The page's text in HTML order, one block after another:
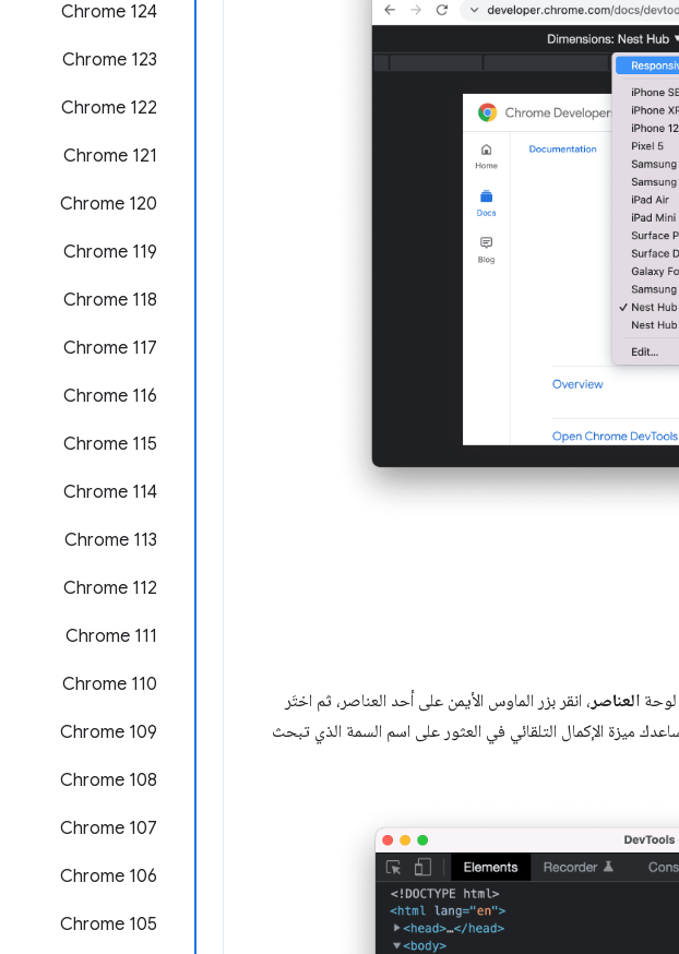
Chrome 124
Chrome 123
‫Chrome 122
‫Chrome 121
‫Chrome 120
‫Chrome 119
Chrome 118
‫Chrome 117
Chrome 116
Chrome 115
Chrome 114
Chrome 113
‫Chrome 112
‫Chrome 111
Chrome 110
Chrome 109
Chrome 108
Chrome 107
Chrome 106
Chrome 105
لوحة العناصر ، انقر بزر الماوس الأيمن على أحد العناصر، ثم اختَر
ميزة الإكمال التلقائي في العثور على اسم السمة الذي تبحث